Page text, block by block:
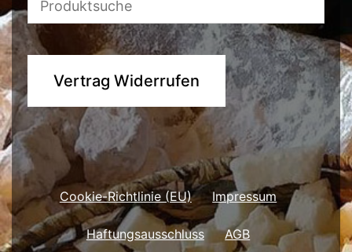
Vertrag Widerrufen
Cookie-Richtlinie (EU) Impressum
Haftungsausschluss AGB